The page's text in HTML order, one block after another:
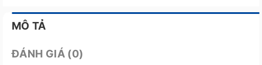
MÔ TẢ
ĐÁNH GIÁ (0)